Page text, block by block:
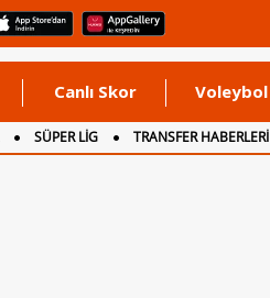
Canlı Skor Voleybol
SÜPER LİG TRANSFER HABERLERİ